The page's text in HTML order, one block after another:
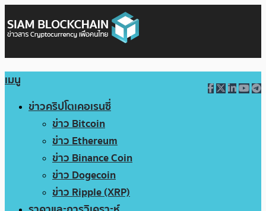
เมนู
ข่าวคริปโตเคอเรนซี่
ข่าว Bitcoin
ข่าว Ethereum
ข่าว Binance Coin
ข่าว Dogecoin
ข่าว Ripple (XRP)